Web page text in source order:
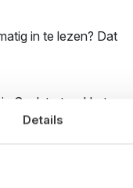
Details
in te lezen? Dat
Snelstart-pakket.